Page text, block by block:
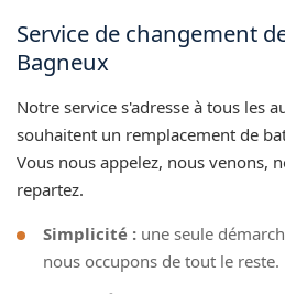
Service de changement
Bagneux
Notre service s'adresse à tous les
souhaitent un remplacement de
Vous nous appelez, nous venons,
repartez.
Simplicité : une seule
nous occupons de tout le reste.